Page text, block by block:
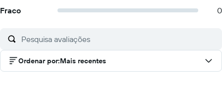
Fraco
0
Ordenar por:Mais recentes